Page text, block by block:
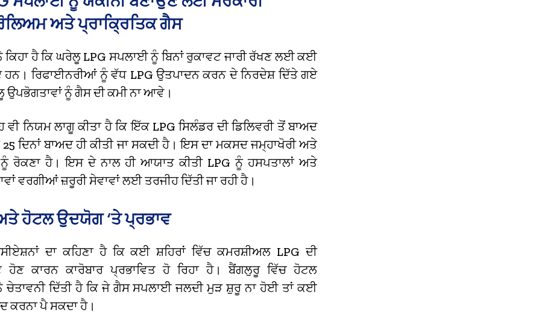
ਅਤੇ ਪ੍ਰਾਕ੍ਰਿਤਿਕ ਗੈਸ
ਹੈ ਕਿ ਘਰੇਲੂ LPG ਸਪਲਾਈ ਨੂੰ ਬਿਨਾਂ ਰੁਕਾਵਟ ਜਾਰੀ ਰੱਖਣ ਲਈ ਕਈ
ਰਿਫਾਈਨਰੀਆਂ ਨੂੰ ਵੱਧ LPG ਉਤਪਾਦਨ ਕਰਨ ਦੇ ਨਿਰਦੇਸ਼ ਦਿੱਤੇ ਗਏ
ਉਪਭੋਗਤਾਵਾਂ ਨੂੰ ਗੈਸ ਦੀ ਕਮੀ ਨਾ ਆਵੇ।
ਨਿਯਮ ਲਾਗੂ ਕੀਤਾ ਹੈ ਕਿ ਇੱਕ LPG ਸਿਲੰਡਰ ਦੀ ਡਿਲਿਵਰੀ ਤੋਂ ਬਾਅਦ
ਦਿਨਾਂ ਬਾਅਦ ਹੀ ਕੀਤੀ ਜਾ ਸਕਦੀ ਹੈ। ਇਸ ਦਾ ਮਕਸਦ ਜਮ੍ਹਾਖੋਰੀ ਅਤੇ
ਨੂੰ ਰੋਕਣਾ ਹੈ। ਇਸ ਦੇ ਨਾਲ ਹੀ ਆਯਾਤ ਕੀਤੀ LPG ਨੂੰ ਹਸਪਤਾਲਾਂ ਅਤੇ
ਵਰਗੀਆਂ ਜ਼ਰੂਰੀ ਸੇਵਾਵਾਂ ਲਈ ਤਰਜੀਹ ਦਿੱਤੀ ਜਾ ਰਹੀ ਹੈ।
ਹੋਟਲ ਉਦਯੋਗ ‘ਤੇ ਪ੍ਰਭਾਵ
ਦਾ ਕਹਿਣਾ ਹੈ ਕਿ ਕਈ ਸ਼ਹਿਰਾਂ ਵਿੱਚ ਕਮਰਸ਼ੀਅਲ LPG ਦੀ
ਕਾਰਨ ਕਾਰੋਬਾਰ ਪ੍ਰਭਾਵਿਤ ਹੋ ਰਿਹਾ ਹੈ। ਬੈਂਗਲੁਰੂ ਵਿੱਚ ਹੋਟਲ
ਦਿੱਤੀ ਹੈ ਕਿ ਜੇ ਗੈਸ ਸਪਲਾਈ ਜਲਦੀ ਮੁੜ ਸ਼ੁਰੂ ਨਾ ਹੋਈ ਤਾਂ ਕਈ
ਕਰਨਾ ਪੈ ਸਕਦਾ ਹੈ।